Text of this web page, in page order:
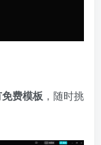
费模板 ，随时挑